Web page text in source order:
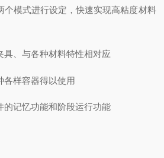
个模式进行设定，快速实现高粘度材料
具、与各种材料特性相对应
各样容器得以使用
的记忆功能和阶段运行功能